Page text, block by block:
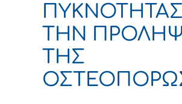
ΠΥΚΝΟΤΗΤΑΣ
ΤΗΝ
ΤΗΣ